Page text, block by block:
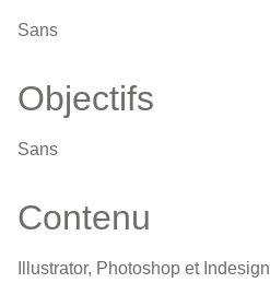
Sans
Objectifs
Sans
Contenu
Illustrator, Photoshop et Indesign